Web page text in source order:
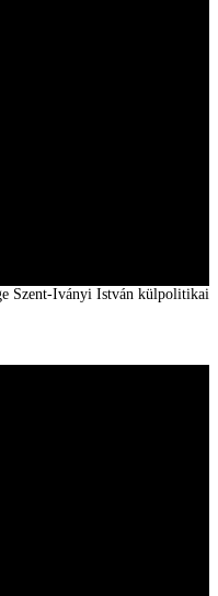
Szent-Iványi István külpolitikai